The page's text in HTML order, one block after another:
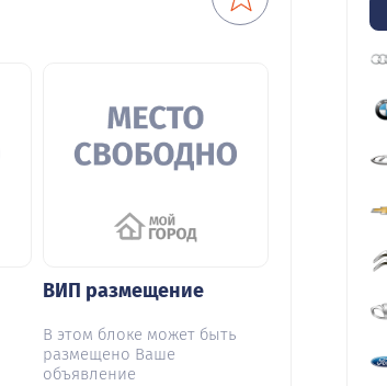
ВИП размещение
В этом блоке может быть
размещено Ваше
объявление